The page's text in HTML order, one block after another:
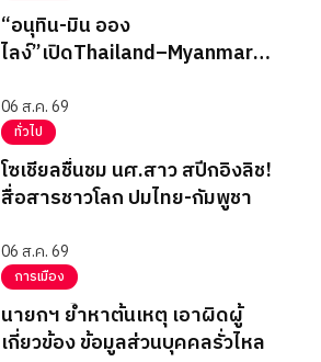
“อนุทิน-มิน ออง
ไลง์”เปิดThailand–Myanmar
06 ส.ค. 69
ทั่วไป
โซเชียลชื่นชม นศ.สาว สปีกอิงลิช!
สื่อสารชาวโลก ปมไทย-กัมพูชา
06 ส.ค. 69
การเมือง
นายกฯ ย้ำหาต้นเหตุ เอาผิดผู้
เกี่ยวข้อง ข้อมูลส่วนบุคคลรั่วไหล